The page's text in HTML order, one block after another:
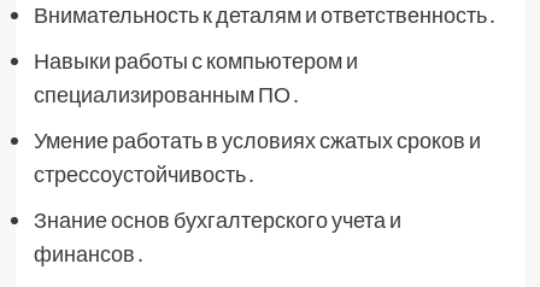
Внимательность к деталям и ответственность․
Навыки работы с компьютером и
специализированным ПО․
Умение работать в условиях сжатых сроков и
стрессоустойчивость․
Знание основ бухгалтерского учета и
финансов․